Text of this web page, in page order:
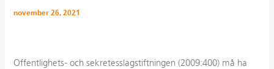
november 26, 2021
Offentlighets- och sekretesslagstiftningen (2009:400) må ha